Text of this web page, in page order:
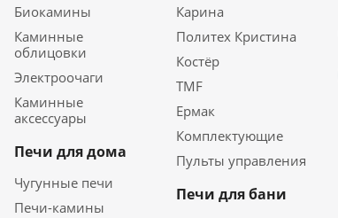
Биокамины
Каминные
облицовки
Электроочаги
Каминные
аксессуары
Печи для дома
Чугунные печи
Печи-камины
Карина
Политех Кристина
Костёр
TMF
Ермак
Комплектующие
Пульты управления
Печи для бани